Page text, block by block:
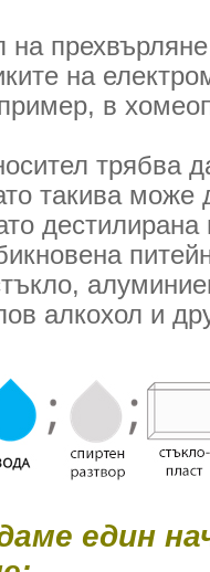
на
на
в
трябва
такива може
алкохол и
един